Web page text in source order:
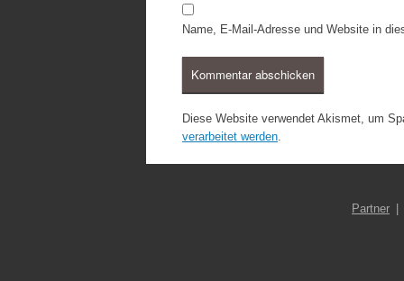
Name, E-Mail-Adresse und Website in
Diese Website verwendet Akismet, um
verarbeitet werden.
Partner